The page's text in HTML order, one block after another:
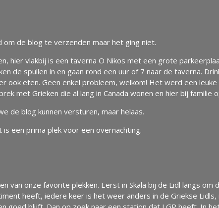
de blog te verzenden maar het ging niet.
hier vlakbij is een taverna O Nikos met een grote
de spullen in en gaan rond een uur of 7 naar de taverna.
ook eten. Geen enkel probleem, welkom! Het werd een
met Grieken die al lang in Canada wonen en hier bij familie
de blog kunnen versturen, maar helaas.
een prima plek voor een overnachting.
van onze favorite plekken. Eerst in Skala bij de Lidl langs
heeft, iedere keer is het weer anders in de Griekse